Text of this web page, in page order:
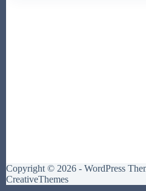
Copyright © 2026 - WordPress
CreativeThemes